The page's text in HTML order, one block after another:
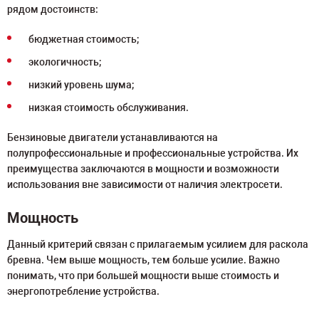
рядом достоинств:
бюджетная стоимость;
экологичность;
низкий уровень шума;
низкая стоимость обслуживания.
Бензиновые двигатели устанавливаются на
полупрофессиональные и профессиональные устройства. Их
преимущества заключаются в мощности и возможности
использования вне зависимости от наличия электросети.
Мощность
Данный критерий связан с прилагаемым усилием для раскола
бревна. Чем выше мощность, тем больше усилие. Важно
понимать, что при большей мощности выше стоимость и
энергопотребление устройства.